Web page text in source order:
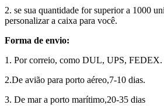
2. se sua quantidade for superior a 1000
personalizar a caixa para você.
Forma de envio:
1. Por correio, como DUL, UPS, FEDEX.
2.De avião para porto aéreo,7-10 dias.
3. De mar a porto marítimo,20-35 dias